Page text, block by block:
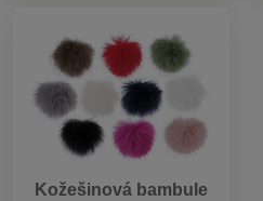
Kožešinová bambule